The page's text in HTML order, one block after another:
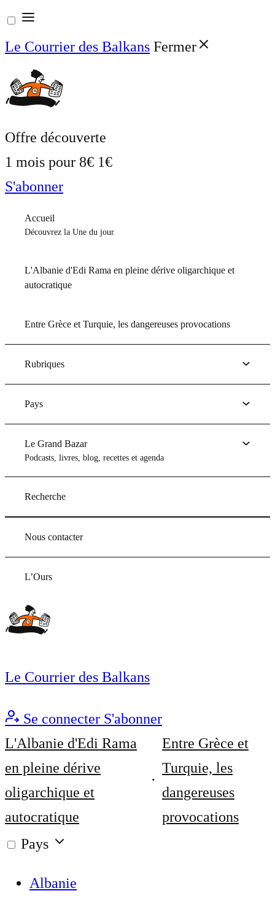
Aller
au
contenu
Le Courrier des Balkans Fermer
Offre découverte
1 mois pour 8€ 1€
S'abonner
Accueil
Découvrez la Une du jour
L'Albanie d'Edi Rama en pleine dérive oligarchique et
autocratique
Entre Grèce et Turquie, les dangereuses provocations
Rubriques
Pays
Le Grand Bazar
Podcasts, livres, blog, recettes et agenda
Recherche
Nous contacter
L’Ours
Le Courrier des Balkans
Se connecter S'abonner
L'Albanie d'Edi Rama
en pleine dérive
oligarchique et
autocratique
Entre Grèce et
Turquie, les
dangereuses
provocations
Pays
Albanie